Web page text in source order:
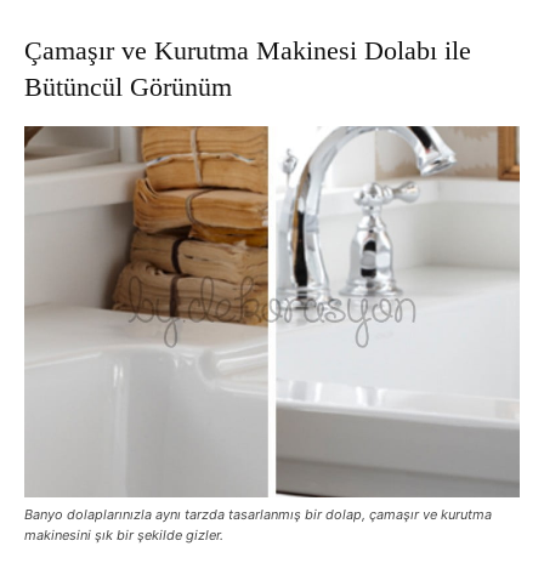
Çamaşır ve Kurutma Makinesi Dolabı ile
Bütüncül Görünüm
Banyo dolaplarınızla aynı tarzda tasarlanmış bir dolap, çamaşır ve kurutma
makinesini şık bir şekilde gizler.